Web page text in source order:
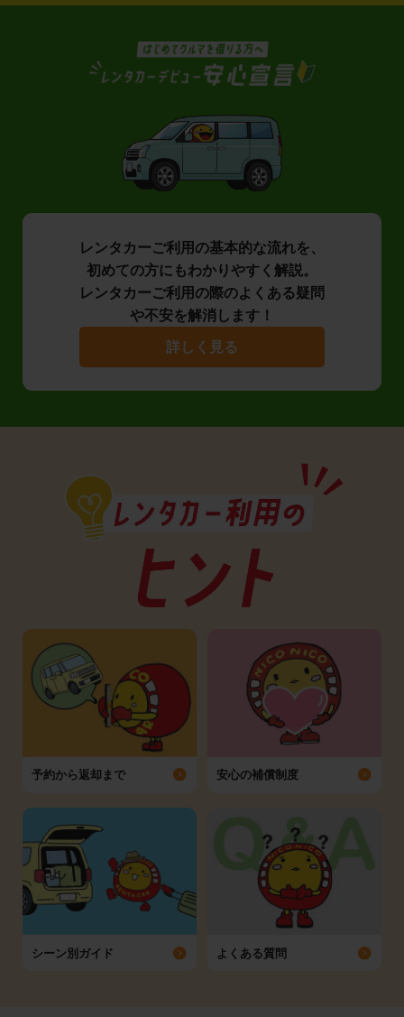
レンタカーご利用の基本的な流れを、
初めての方にもわかりやすく解説。
レンタカーご利用の際のよくある疑問
や不安を解消します！
詳しく見る
予約から返却まで 安心の補償制度
シーン別ガイド よくある質問